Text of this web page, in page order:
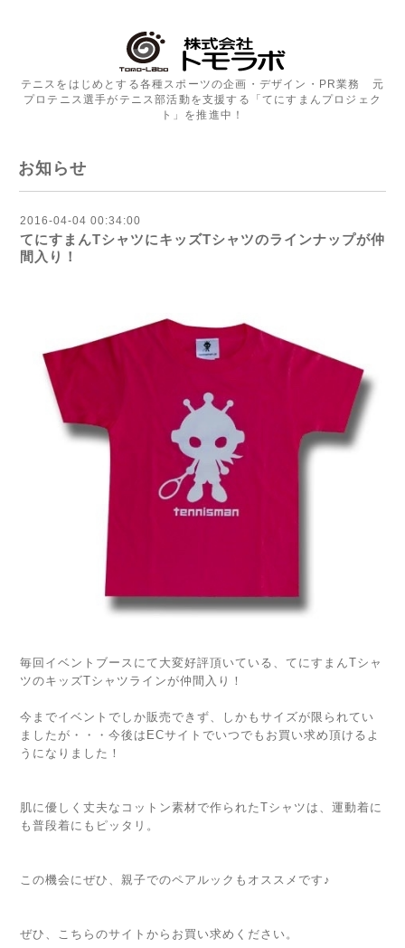
テニスをはじめとする各種スポーツの企画・デザイン・PR業務 元
プロテニス選手がテニス部活動を支援する「てにすまんプロジェク
ト」を推進中！
お知らせ
2016-04-04 00:34:00
てにすまんTシャツにキッズTシャツのラインナップが仲
間入り！
毎回イベントブースにて大変好評頂いている、てにすまんTシャ
ツのキッズTシャツラインが仲間入り！
今までイベントでしか販売できず、しかもサイズが限られてい
ましたが・・・今後はECサイトでいつでもお買い求め頂けるよ
うになりました！
肌に優しく丈夫なコットン素材で作られたTシャツは、運動着に
も普段着にもピッタリ。
この機会にぜひ、親子でのペアルックもオススメです♪
ぜひ、こちらのサイトからお買い求めください。